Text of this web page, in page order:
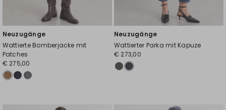
Neuzugänge
Wattierte Bomberjacke mit
Patches
€ 275,00
Neuzugänge
Wattierter Parka mit Kapuze
€ 273,00